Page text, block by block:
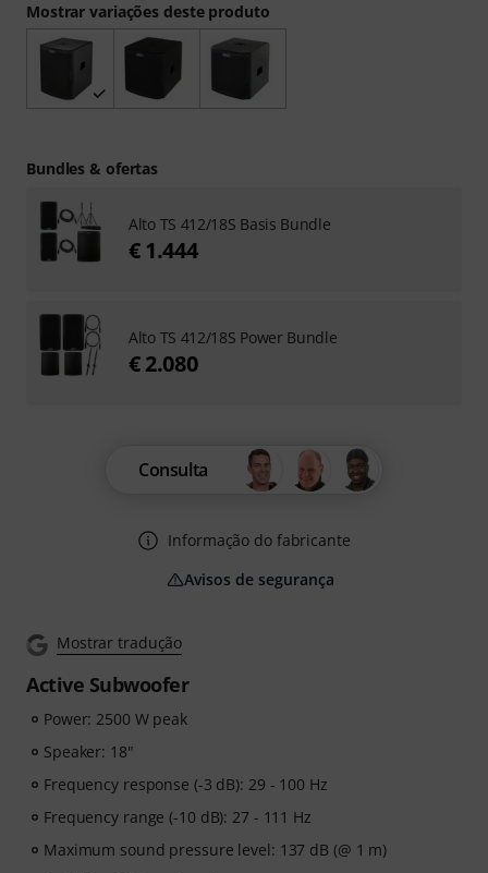
Mostrar tradução
Active Subwoofer
Power: 2500 W peak
Speaker: 18"
Frequency response (-3 dB): 29 - 100 Hz
Frequency range (-10 dB): 27 - 111 Hz
Maximum sound pressure level: 137 dB (@ 1 m)
Mostrar variações deste produto
Consulta
Informação do fabricante
Avisos de segurança
Bundles & ofertas
Alto TS 412/18S Basis Bundle
€ 1.444
Alto TS 412/18S Power Bundle
€ 2.080